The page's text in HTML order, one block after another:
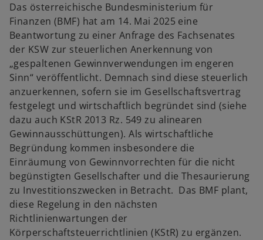
Das österreichische Bundesministerium für
Finanzen (BMF) hat am 14. Mai 2025 eine
Beantwortung zu einer Anfrage des Fachsenates
der KSW zur steuerlichen Anerkennung von
„gespaltenen Gewinnverwendungen im engeren
Sinn“ veröffentlicht. Demnach sind diese steuerlich
anzuerkennen, sofern sie im Gesellschaftsvertrag
festgelegt und wirtschaftlich begründet sind (siehe
dazu auch KStR 2013 Rz. 549 zu alinearen
Gewinnausschüttungen). Als wirtschaftliche
Begründung kommen insbesondere die
Einräumung von Gewinnvorrechten für die nicht
begünstigten Gesellschafter und die Thesaurierung
zu Investitionszwecken in Betracht. Das BMF plant,
diese Regelung in den nächsten
Richtlinienwartungen der
Körperschaftsteuerrichtlinien (KStR) zu ergänzen.